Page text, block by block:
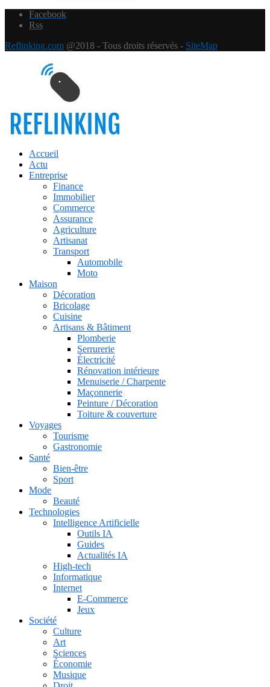
Facebook
Rss
Reflinking.com @2018 - Tous droits réservés - SiteMap
Accueil
Actu
Entreprise
Finance
Immobilier
Commerce
Assurance
Agriculture
Artisanat
Transport
Automobile
Moto
Maison
Décoration
Bricolage
Cuisine
Artisans & Bâtiment
Plomberie
Serrurerie
Électricité
Rénovation intérieure
Menuiserie / Charpente
Maçonnerie
Peinture / Décoration
Toiture & couverture
Voyages
Tourisme
Gastronomie
Santé
Bien-être
Sport
Mode
Beauté
Technologies
Intelligence Artificielle
Outils IA
Guides
Actualités IA
High-tech
Informatique
Internet
E-Commerce
Jeux
Société
Culture
Art
Sciences
Économie
Musique